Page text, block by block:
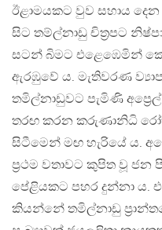
ඊළාමයකට වුව සහාය
සිට තම්ල්නාඩු චිත්‍රපට
සටන් බිමට එළෙඹෙමින්
ඇරඹුවේ ය. මැතිවරණ
තමිල්නාඩුවට පැමිණි
තරඟ කරන කරුණානිධි
සිටීමෙන් මඟ හැරියේ ය.
ප්‍රථම වතාවට කුපිත වූ ජන
පේළියකට පහර දුන්නා ය.
කියන්නේ තමිල්නාඩු